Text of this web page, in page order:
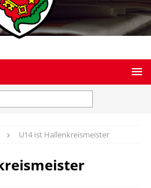
U14 ist Hallenkreismeister